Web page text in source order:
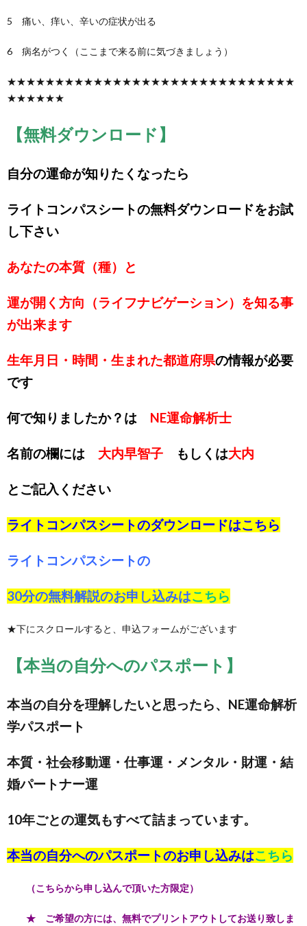
5 痛い、痒い、辛いの症状が出る
6 病名がつく（ここまで来る前に気づきましょう）
★★★★★★★★★★★★★★★★★★★★★★★★★★★★★★
★★★★★★
【無料ダウンロード】
自分の運命が知りたくなったら
ライトコンパスシートの無料ダウンロードをお試
し下さい
あなたの本質（種）と
運が開く方向（ライフナビゲーション）を知る事
が出来ます
生年月日・時間・生まれた都道府県の情報が必要
です
何で知りましたか？は NE運命解析士
名前の欄には 大内早智子 もしくは大内
とご記入ください
ライトコンパスシートのダウンロードはこちら
ライトコンパスシートの
30分の無料解説のお申し込みはこちら
★下にスクロールすると、申込フォームがございます
【本当の自分へのパスポート】
本当の自分を理解したいと思ったら、NE運命解析
学パスポート
本質・社会移動運・仕事運・メンタル・財運・結
婚パートナー運
10年ごとの運気もすべて詰まっています。
本当の自分へのパスポートのお申し込みはこちら
（こちらから申し込んで頂いた方限定）
★ ご希望の方には、無料でプリントアウトしてお送り致しま